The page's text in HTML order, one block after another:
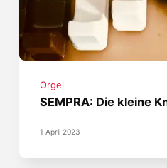
Orgel
SEMPRA: Die kleine
1 April 2023